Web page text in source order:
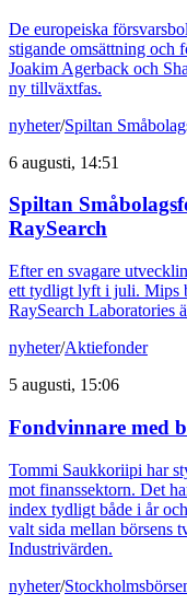
De europeiska
stigande omsättning och
Joakim Agerback och
ny tillväxtfas.
nyheter/Spiltan
6 augusti, 14:51
Spiltan
RaySearch
Efter en svagare
ett tydligt lyft i juli. Mips
RaySearch Laboratories
nyheter/Aktiefonder
5 augusti, 15:06
Fondvinnare med
Tommi Saukkoriipi har
mot finanssektorn. Det
index tydligt både i år
valt sida mellan börsens
Industrivärden.
nyheter/